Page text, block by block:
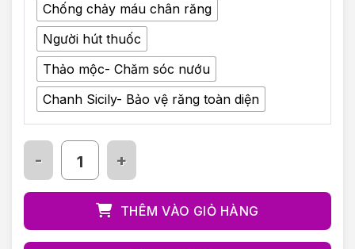
Chống chảy máu chân răng
Người hút thuốc
Thảo mộc- Chăm sóc nướu
Chanh Sicily- Bảo vệ răng toàn diện
Kem đánh răng Pasta del Capitano 1905 cho
THÊM VÀO GIỎ HÀNG